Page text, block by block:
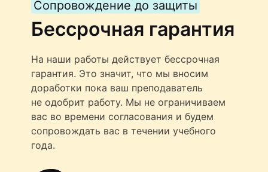
Сопровождение до защиты
Бессрочная гарантия
На наши работы действует бессрочная
гарантия. Это значит, что мы вносим
доработки пока ваш преподаватель
не одобрит работу. Мы не ограничиваем
вас во времени согласования и будем
сопровождать вас в течении учебного
года.